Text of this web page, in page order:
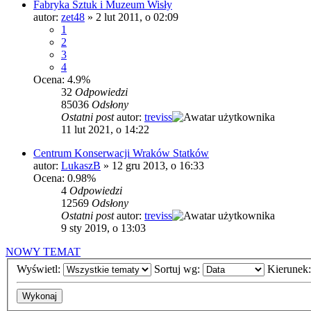
Fabryka Sztuk i Muzeum Wisły
autor: zet48 » 2 lut 2011, o 02:09
1
2
3
4
Ocena: 4.9%
32 Odpowiedzi
85036 Odsłony
Ostatni postautor: treviss
11 lut 2021, o 14:22
Centrum Konserwacji Wraków Statków
autor: LukaszB » 12 gru 2013, o 16:33
Ocena: 0.98%
4 Odpowiedzi
12569 Odsłony
Ostatni postautor: treviss
9 sty 2019, o 13:03
NOWY TEMAT
Wyświetl:
Sortuj wg: